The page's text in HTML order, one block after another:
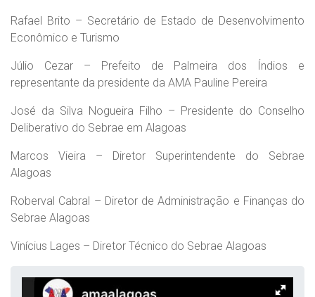
Rafael Brito – Secretário de Estado de Desenvolvimento
Econômico e Turismo
Júlio Cezar – Prefeito de Palmeira dos Índios e
representante da presidente da AMA Pauline Pereira
José da Silva Nogueira Filho – Presidente do Conselho
Deliberativo do Sebrae em Alagoas
Marcos Vieira – Diretor Superintendente do Sebrae
Alagoas
Roberval Cabral – Diretor de Administração e Finanças do
Sebrae Alagoas
Vinícius Lages – Diretor Técnico do Sebrae Alagoas